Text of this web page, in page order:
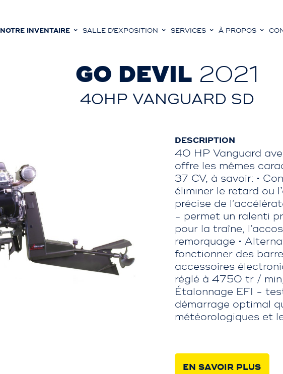
NOTRE INVENTAIRE SALLE D'EXPOSITION SERVICES À PROPOS
GO DEVIL 2021
40HP VANGUARD SD
DESCRIPTION
40 HP Vanguard
offre les mêmes
37 CV, à savoir: •
éliminer le retard ou
précise de
- permet un ralenti
pour la traîne,
remorquage •
fonctionner des
accessoires
réglé à 4750 tr /
Étalonnage EFI -
démarrage optimal
météorologiques et
EN SAVOIR PLUS